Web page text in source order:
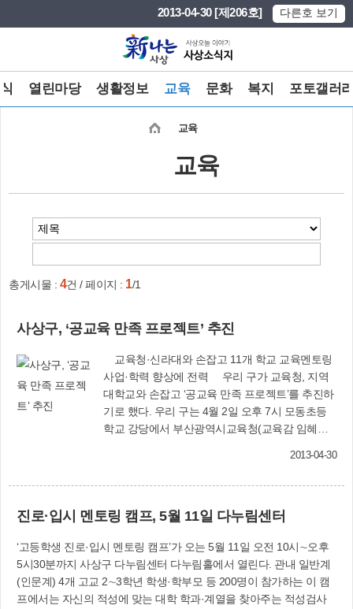
2013-04-30 [제206호] 다른호 보기
열린마당 생활정보 교육 문화 복지 포토갤러
교육
교육
총게시물 : 4건 / 페이지 : 1/1
사상구, ‘공교육 만족 프로젝트’ 추진
교육청·신라대와 손잡고 11개 학교 교육멘토링
사업·학력 향상에 전력 우리 구가 교육청, 지역
대학교와 손잡고 ‘공교육 만족 프로젝트’를 추진하
기로 했다. 우리 구는 4월 2일 오후 7시 모동초등
학교 강당에서 부산광역시교육청(교육감 임혜경),
관내 11곳의 초·중·고등학교는 교육청으로부터 4
리 구 등 3개 기관은 교육멘토링 사업 등 방과후학
교 활성화를 통해 학생들의 학력 신장에 힘을 쏟는
것은 물론, 학교교육 역량 강화사업, 교육환경 개
선사업도 적극 추진하기로 했다. 이에 앞서 지난 3
2013-04-30
진로·입시 멘토링 캠프, 5월 11일 다누림센터
‘고등학생 진로·입시 멘토링 캠프’가 오는 5월 11일 오전 10시∼오후
5시30분까지 사상구 다누림센터 다누림홀에서 열린다. 관내 일반계
(인문계) 4개 고교 2∼3학년 학생·학부모 등 200명이 참가하는 이 캠
프에서는 자신의 적성에 맞는 대학 학과·계열을 찾아주는 적성검사